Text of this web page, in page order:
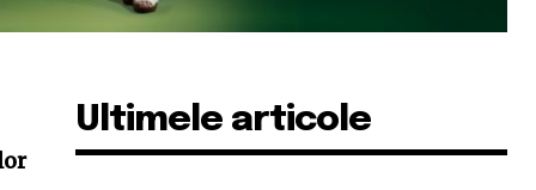
Ultimele articole